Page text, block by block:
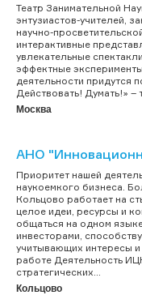
Театр Занимательной
энтузиастов-учителей,
научно-
интерактивные
увлекательные
эффектные
деятельности придутся
Действовать! Думать!» –
Москва
АНО
Приоритет нашей
наукоемкого бизнеса.
Кольцово работает на
целое идеи, ресурсы и
общаться на одном
инвесторами,
учитывающих интересы
работе Деятельность
стратегических...
Кольцово